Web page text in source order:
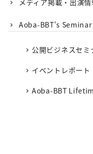
メディア掲載・出演情
Aoba-BBT's
公開ビジネスセミ
イベントレポート
Aoba-BBT